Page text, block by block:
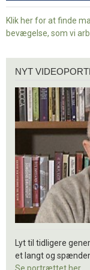
Klik her for at finde
bevægelse, som vi
videoportræt
NYT
Lyt til tidligere
et langt og
Se portrættet her.